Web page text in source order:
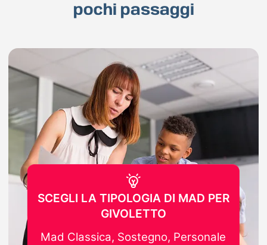
pochi passaggi
SCEGLI LA TIPOLOGIA DI MAD PER
GIVOLETTO
Mad Classica, Sostegno, Personale